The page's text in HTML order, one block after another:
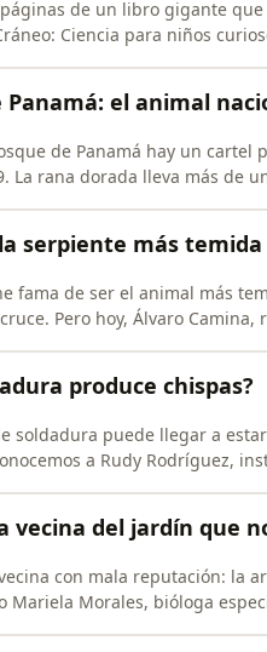
de un libro gigante
Ciencia para niños
Panamá: el animal
de Panamá hay un cartel
La rana dorada lleva más de
microscópico que viaja por
serpiente más temida
fama de ser el animal más
Pero hoy, Álvaro
produce chispas?
soldadura puede llegar a
a Rudy Rodríguez,
vecina del jardín que
con mala reputación: la
Mariela Morales, bióloga